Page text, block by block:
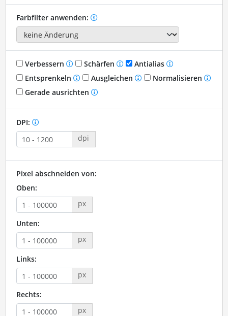
Farbfilter anwenden:
Verbessern Schärfen
Antialias
Entsprenkeln
Ausgleichen
Normalisieren
Gerade ausrichten
DPI:
dpi
Pixel abschneiden von:
Oben:
px
Unten:
px
Links:
px
Rechts:
px